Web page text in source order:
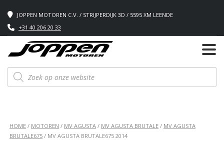
JOPPEN MOTOREN C.V. / STRIJPERDIJK 3D / 5595 XM LEENDE
+31 40 206 20 33
Producten
zoeken
HOME / MOTOREN / MV AGUSTA / MV AGUSTA BRUTALE / MV AGUSTA
BRUTALE675 / MV AGUSTA BRUTALE675 2014